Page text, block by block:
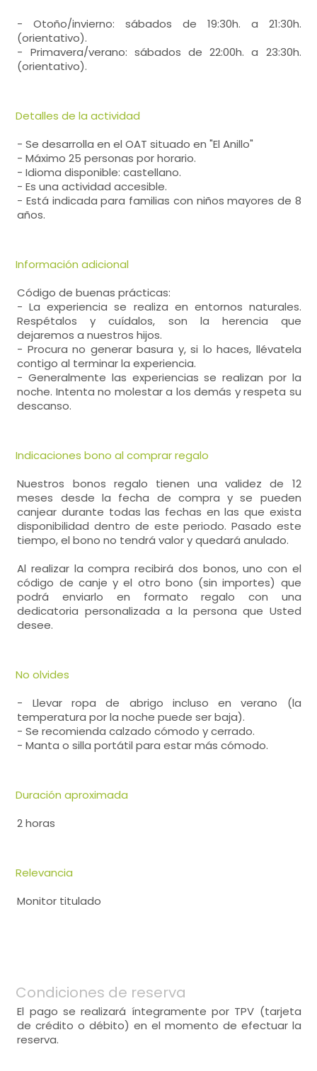
- Otoño/invierno: sábados de 19:30h. a 21:30h.
(orientativo).
- Primavera/verano: sábados de 22:00h. a 23:30h.
(orientativo).
Detalles de la actividad
- Se desarrolla en el OAT situado en "El Anillo"
- Máximo 25 personas por horario.
- Idioma disponible: castellano.
- Es una actividad accesible.
- Está indicada para familias con niños mayores de 8
años.
Información adicional
Código de buenas prácticas:
- La experiencia se realiza en entornos naturales.
Respétalos y cuídalos, son la herencia que
dejaremos a nuestros hijos.
- Procura no generar basura y, si lo haces, llévatela
contigo al terminar la experiencia.
- Generalmente las experiencias se realizan por la
noche. Intenta no molestar a los demás y respeta su
descanso.
Indicaciones bono al comprar regalo
Nuestros bonos regalo tienen una validez de 12
meses desde la fecha de compra y se pueden
canjear durante todas las fechas en las que exista
disponibilidad dentro de este periodo. Pasado este
tiempo, el bono no tendrá valor y quedará anulado.
Al realizar la compra recibirá dos bonos, uno con el
código de canje y el otro bono (sin importes) que
podrá enviarlo en formato regalo con una
dedicatoria personalizada a la persona que Usted
desee.
No olvides
- Llevar ropa de abrigo incluso en verano (la
temperatura por la noche puede ser baja).
- Se recomienda calzado cómodo y cerrado.
- Manta o silla portátil para estar más cómodo.
Duración aproximada
2 horas
Relevancia
Monitor titulado
Condiciones de reserva
El pago se realizará íntegramente por TPV (tarjeta
de crédito o débito) en el momento de efectuar la
reserva.